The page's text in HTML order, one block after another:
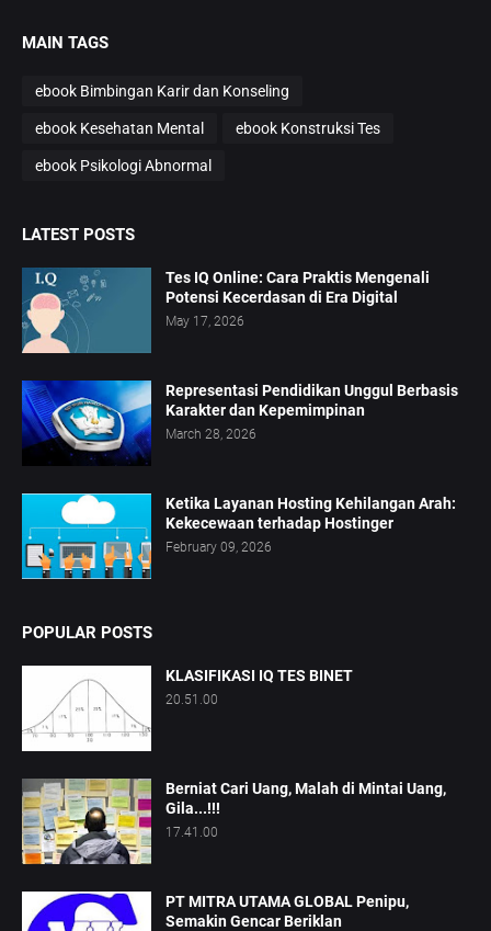
MAIN TAGS
ebook Bimbingan Karir dan Konseling
ebook Kesehatan Mental ebook Konstruksi Tes
ebook Psikologi Abnormal
LATEST POSTS
Tes IQ Online: Cara Praktis Mengenali
Potensi Kecerdasan di Era Digital
May 17, 2026
Representasi Pendidikan Unggul Berbasis
Karakter dan Kepemimpinan
March 28, 2026
Ketika Layanan Hosting Kehilangan Arah:
Kekecewaan terhadap Hostinger
February 09, 2026
POPULAR POSTS
KLASIFIKASI IQ TES BINET
20.51.00
Berniat Cari Uang, Malah di Mintai Uang,
Gila...!!!
17.41.00
PT MITRA UTAMA GLOBAL Penipu,
Semakin Gencar Beriklan